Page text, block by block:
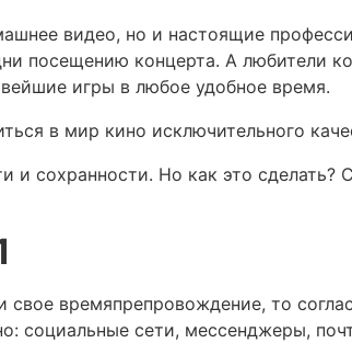
видео, но и настоящие
посещению концерта. А любители
игры в любое удобное время.
в мир кино исключительного
и сохранности. Но как это
времяпрепровождение, то
социальные сети, мессенджеры,